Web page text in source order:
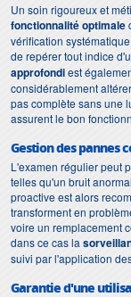
Un soin rigoureux et
fonctionnalité optimale
vérification
de repérer tout indice
approfondiest
considérablement
pas complète sans une
assurent le bon
Gestion des pannes
L'examen régulier peut
telles qu'un bruit
proactive est alors
transforment en
voire un remplacement
dans ce cas la
suivi par l'application
Garantie d'une